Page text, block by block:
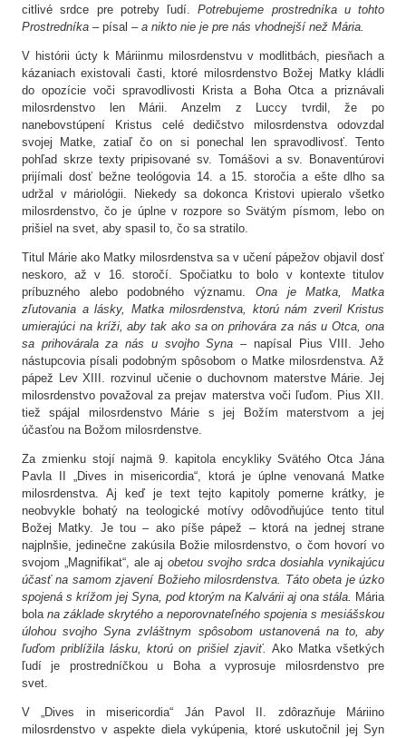
citlivé srdce pre potreby ľudí.Potrebujeme prostredníka u tohto
Prostredníka – písal – a nikto nie je pre nás vhodnejší než Mária.
V histórii úcty k Máriinmu milosrdenstvu v modlitbách, piesňach a
kázaniach existovali časti, ktoré milosrdenstvo Božej Matky kládli
do opozície voči spravodlivosti Krista a Boha Otca a priznávali
milosrdenstvo len Márii. Anzelm z Luccy tvrdil, že po
nanebovstúpení Kristus celé dedičstvo milosrdenstva odovzdal
svojej Matke, zatiaľ čo on si ponechal len spravodlivosť. Tento
pohľad skrze texty pripisované sv. Tomášovi a sv. Bonaventúrovi
prijímali dosť bežne teológovia 14. a 15. storočia a ešte dlho sa
udržal v máriológii. Niekedy sa dokonca Kristovi upieralo všetko
milosrdenstvo, čo je úplne v rozpore so Svätým písmom, lebo on
prišiel na svet, aby spasil to, čo sa stratilo.
Titul Márie ako Matky milosrdenstva sa v učení pápežov objavil dosť
neskoro, až v 16. storočí. Spočiatku to bolo v kontexte titulov
príbuzného alebo podobného významu. Ona je Matka, Matka
zľutovania a lásky, Matka milosrdenstva, ktorú nám zveril Kristus
umierajúci na kríži, aby tak ako sa on prihovára za nás u Otca, ona
sa prihovárala za nás u svojho Syna – napísal Pius VIII. Jeho
nástupcovia písali podobným spôsobom o Matke milosrdenstva. Až
pápež Lev XIII. rozvinul učenie o duchovnom materstve Márie. Jej
milosrdenstvo považoval za prejav materstva voči ľuďom. Pius XII.
tiež spájal milosrdenstvo Márie s jej Božím materstvom a jej
účasťou na Božom milosrdenstve.
Za zmienku stojí najmä 9. kapitola encykliky Svätého Otca Jána
Pavla II „Dives in misericordia“, ktorá je úplne venovaná Matke
milosrdenstva. Aj keď je text tejto kapitoly pomerne krátky, je
neobvykle bohatý na teologické motívy odôvodňujúce tento titul
Božej Matky. Je tou – ako píše pápež – ktorá na jednej strane
najplnšie, jedinečne zakúsila Božie milosrdenstvo, o čom hovorí vo
svojom „Magnifikat“, ale aj obetou svojho srdca dosiahla vynikajúcu
účasť na samom zjavení Božieho milosrdenstva. Táto obeta je úzko
spojená s krížom jej Syna, pod ktorým na Kalvárii aj ona stála.
Mária
bola na základe skrytého a neporovnateľného spojenia s mesiášskou
úlohou svojho Syna zvláštnym spôsobom ustanovená na to, aby
ľuďom priblížila lásku, ktorú on prišiel zjaviť. Ako Matka všetkých
ľudí je prostredníčkou u Boha a vyprosuje milosrdenstvo pre
svet.
V „Dives in misericordia“ Ján Pavol II. zdôrazňuje Máriino
milosrdenstvo v aspekte diela vykúpenia, ktoré uskutočnil jej Syn